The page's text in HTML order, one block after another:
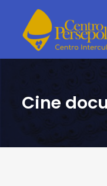
Cine